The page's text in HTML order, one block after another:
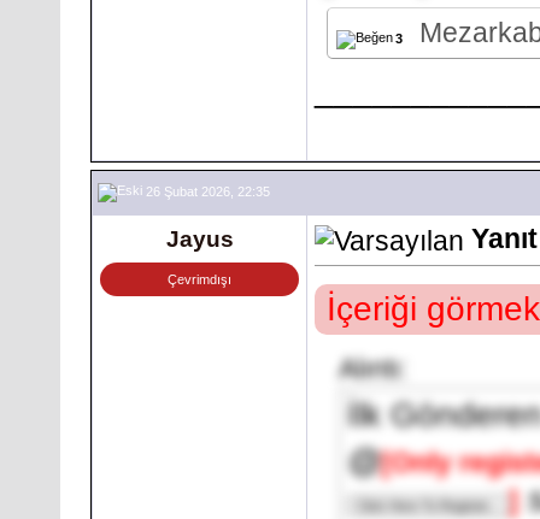
3
26 Şubat 2026, 22:35
Jayus
Çevrimdışı
İçeriği
Alıntı:
İlk
@[Only
]